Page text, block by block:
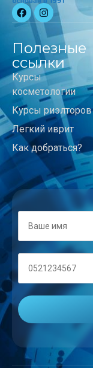
Полезные
ссылки
Курсы
косметологии
Курсы риэлторов
Легкий иврит
Как добраться?